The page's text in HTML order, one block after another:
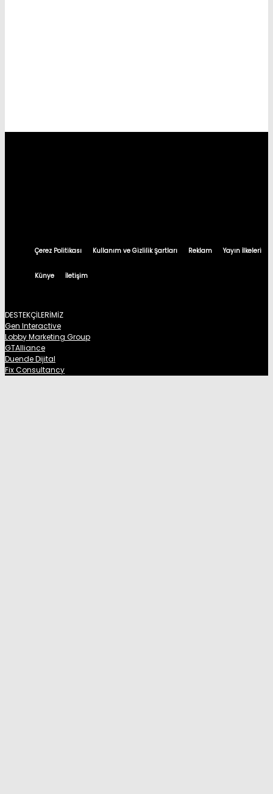
Çerez Politikası Kullanım ve Gizlilik Şartları Reklam Yayın İlkeleri
Künye İletişim
DESTEKÇİLERİMİZ
Gen Interactive
Lobby Marketing Group
GTAlliance
Duende Dijital
Fix Consultancy